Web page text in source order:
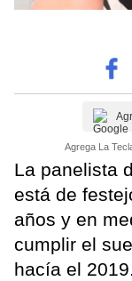
Agrega La
La panelista
está de
años y en
cumplir el
hacía el